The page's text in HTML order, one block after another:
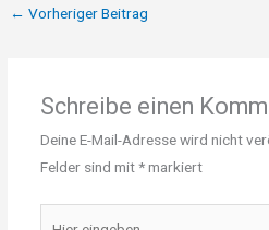
← Vorheriger Beitrag
Schreibe einen
Deine E-Mail-Adresse wird nicht
Felder sind mit*markiert